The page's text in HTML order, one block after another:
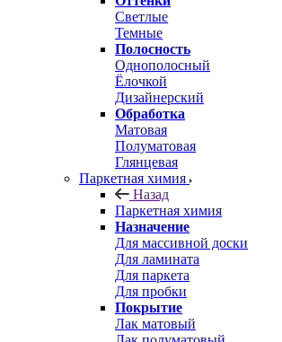
Светлые
Темные
Полосность
Однополосный
Ёлочкой
Дизайнерский
Обработка
Матовая
Полуматовая
Глянцевая
Паркетная химия
Назад
Паркетная химия
Назначение
Для массивной доски
Для ламината
Для паркета
Для пробки
Покрытие
Лак матовый